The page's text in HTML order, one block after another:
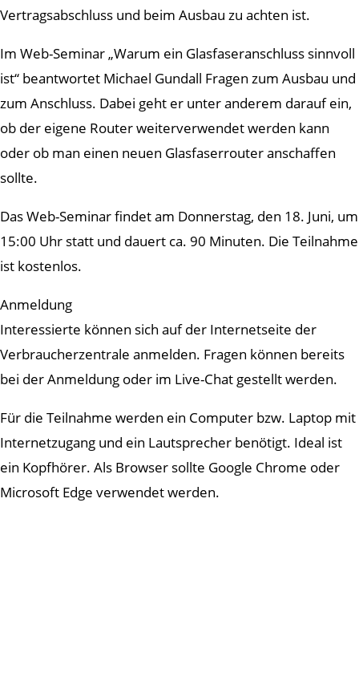
Vertragsabschluss und beim Ausbau zu achten ist.
Im Web-Seminar „Warum ein Glasfaseranschluss sinnvoll
ist“ beantwortet Michael Gundall Fragen zum Ausbau und
zum Anschluss. Dabei geht er unter anderem darauf ein,
ob der eigene Router weiterverwendet werden kann
oder ob man einen neuen Glasfaserrouter anschaffen
sollte.
Das Web-Seminar findet am Donnerstag, den 18. Juni, um
15:00 Uhr statt und dauert ca. 90 Minuten. Die Teilnahme
ist kostenlos.
Anmeldung
Interessierte können sich auf der Internetseite der
Verbraucherzentrale anmelden. Fragen können bereits
bei der Anmeldung oder im Live-Chat gestellt werden.
Für die Teilnahme werden ein Computer bzw. Laptop mit
Internetzugang und ein Lautsprecher benötigt. Ideal ist
ein Kopfhörer. Als Browser sollte Google Chrome oder
Microsoft Edge verwendet werden.